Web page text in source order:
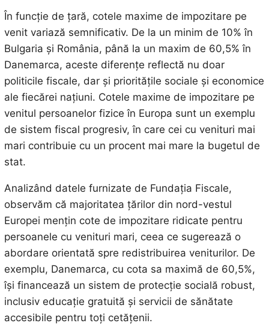
În funcție de țară, cotele maxime de impozitare pe
venit variază semnificativ. De la un minim de 10% în
Bulgaria și România, până la un maxim de 60,5% în
Danemarca, aceste diferențe reflectă nu doar
politicile fiscale, dar și prioritățile sociale și economice
ale fiecărei națiuni. Cotele maxime de impozitare pe
venitul persoanelor fizice în Europa sunt un exemplu
de sistem fiscal progresiv, în care cei cu venituri mai
mari contribuie cu un procent mai mare la bugetul de
stat.
Analizând datele furnizate de Fundația Fiscale,
observăm că majoritatea țărilor din nord-vestul
Europei mențin cote de impozitare ridicate pentru
persoanele cu venituri mari, ceea ce sugerează o
abordare orientată spre redistribuirea veniturilor. De
exemplu, Danemarca, cu cota sa maximă de 60,5%,
își financează un sistem de protecție socială robust,
inclusiv educație gratuită și servicii de sănătate
accesibile pentru toți cetățenii.